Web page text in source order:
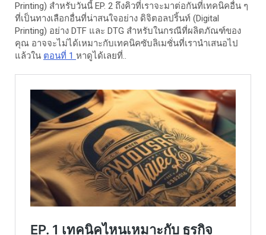
Printing) สำหรับวันนี้ EP. 2 ถึงคิวที่เราจะมาต่อกันที่เทคนิคอื่น ๆ
ที่เป็นทางเลือกอื่นที่น่าสนใจอย่าง ดิจิตอลปริ้นท์ (Digital
Printing) อย่าง DTF และ DTG สำหรับในกรณีที่ผลิตภัณฑ์ของ
คุณ อาจจะไม่ได้เหมาะกับเทคนิคซับลิเมชั่นที่เรานำเสนอไป
แล้วใน ตอนที่ 1 หาดูได้เลยที่..